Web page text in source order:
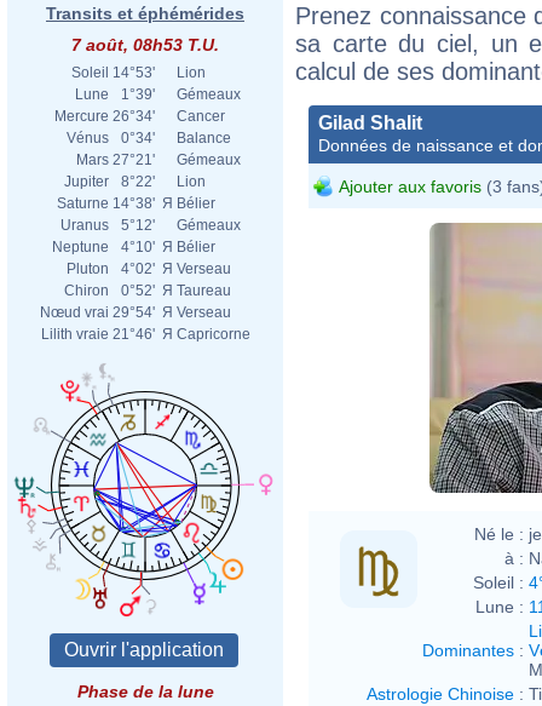
Transits et éphémérides
7 août, 08h53 T.U.
Soleil 14°53'
Lion
Lune
1°39'
Gémeaux
Mercure 26°34'
Cancer
Vénus
0°34'
Balance
Mars 27°21'
Gémeaux
Jupiter
8°22'
Lion
Saturne 14°38' Я Bélier
Uranus
5°12'
Gémeaux
Neptune
4°10' Я Bélier
Pluton
4°02' Я Verseau
Chiron
0°52' Я Taureau
Nœud vrai 29°54' Я Verseau
Lilith vraie 21°46' Я Capricorne
Phase de la lune
Prenez connaissance
sa carte du ciel, un
calcul de ses
Gilad Shalit
Données de naissance et
Ajouter aux favoris (3
Né le :
à :
Soleil :
Lune :
Dominantes :
Astrologie Chinoise :